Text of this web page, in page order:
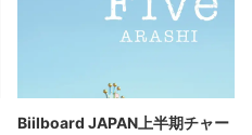
Biilboard JAPAN上半期チャー